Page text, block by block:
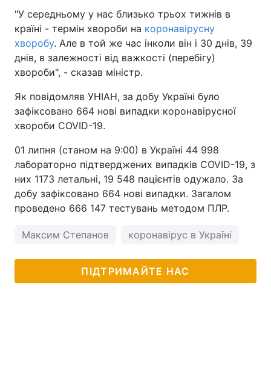
Тема оформлення
"У середньому у нас близько трьох тижнів в
країні - термін хвороби на коронавірусну
хворобу. Але в той же час інколи він і 30 днів, 39
днів, в залежності від важкості (перебігу)
хвороби", - сказав міністр.
Як повідомляв УНІАН, за добу Україні було
зафіксовано 664 нові випадки коронавірусної
хвороби COVID-19.
01 липня (станом на 9:00) в Україні 44 998
лабораторно підтверджених випадків COVID-19, з
них 1173 летальні, 19 548 пацієнтів одужало. За
добу зафіксовано 664 нові випадки. Загалом
проведено 666 147 тестувань методом ПЛР.
Максим Степанов коронавірус в Україні
ПІДТРИМАЙТЕ НАС